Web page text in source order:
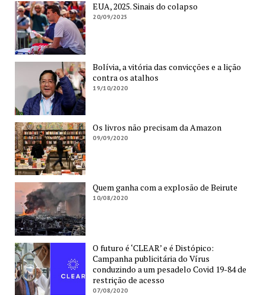
EUA, 2025. Sinais do colapso
20/09/2025
Bolívia, a vitória das convicções e a lição
contra os atalhos
19/10/2020
Os livros não precisam da Amazon
09/09/2020
Quem ganha com a explosão de Beirute
10/08/2020
O futuro é ‘CLEAR’ e é Distópico:
Campanha publicitária do Vírus
conduzindo a um pesadelo Covid 19-84 de
restrição de acesso
07/08/2020